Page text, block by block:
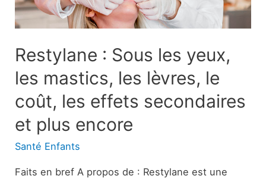
Restylane : Sous les yeux,
les mastics, les lèvres, le
coût, les effets secondaires
et plus encore
Santé Enfants
Faits en bref A propos de : Restylane est une